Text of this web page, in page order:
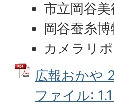
市立岡谷
岡谷蚕糸
カメラリ
広報おかや
ファイル: